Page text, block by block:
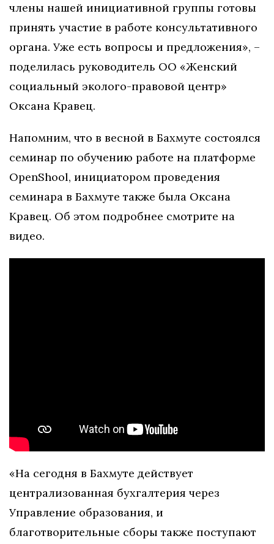
члены нашей инициативной группы готовы
принять участие в работе консультативного
органа. Уже есть вопросы и предложения», –
поделилась руководитель ОО «Женский
социальный эколого-правовой центр»
Оксана Кравец.
Напомним, что в весной в Бахмуте состоялся
семинар по обучению работе на платформе
OpenShool, инициатором проведения
семинара в Бахмуте также была Оксана
Кравец. Об этом подробнее смотрите на
видео.
«На сегодня в Бахмуте действует
централизованная бухгалтерия через
Управление образования, и
благотворительные сборы также поступают